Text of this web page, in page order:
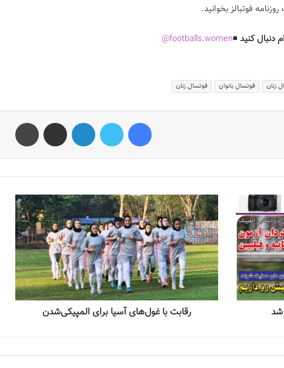
فوتبالز بخوانید.
دنبال کنید ◾️
footballs.women@
زنان فوتسال بانوان فوتسال زنان
رقابت با غول‌های آسیا برای المپیکی‌شدن